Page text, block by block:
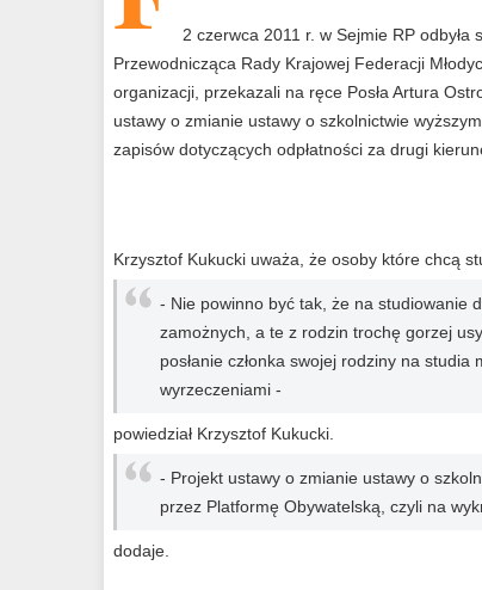
2 czerwca 2011 r. w Sejmie RP
Przewodnicząca Rady Krajowej Federacji
organizacji, przekazali na ręce Posła Artura
ustawy o zmianie ustawy o szkolnictwie
zapisów dotyczących odpłatności za drugi
Krzysztof Kukucki uważa, że osoby które chcą
- Nie powinno być tak, że na studiowanie
zamożnych, a te z rodzin trochę gorzej
posłanie członka swojej rodziny na
wyrzeczeniami -
powiedział Krzysztof Kukucki.
- Projekt ustawy o zmianie ustawy o
przez Platformę Obywatelską, czyli na
dodaje.